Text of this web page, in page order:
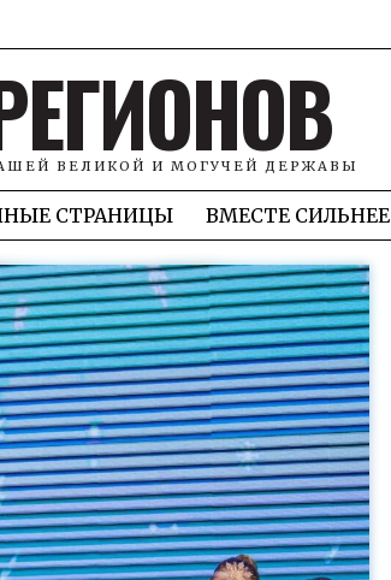
ВЕЛИКОЙ И МОГУЧЕЙ ДЕРЖАВЫ
СТРАНИЦЫ ВМЕСТЕ СИЛЬНЕЕ